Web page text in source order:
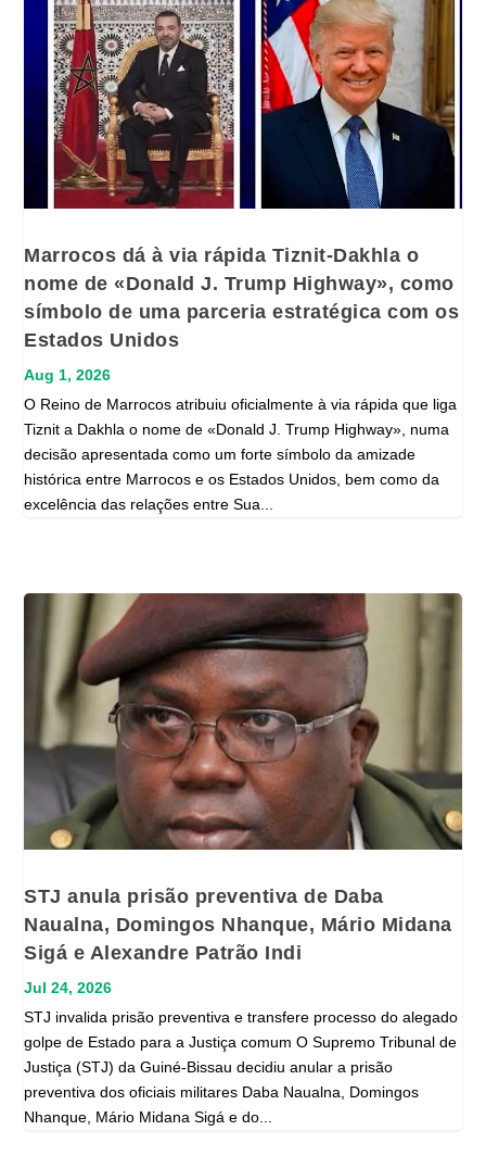
Marrocos dá à via rápida Tiznit-Dakhla o
nome de «Donald J. Trump Highway», como
símbolo de uma parceria estratégica com os
Estados Unidos
Aug 1, 2026
O Reino de Marrocos atribuiu oficialmente à via rápida que liga
Tiznit a Dakhla o nome de «Donald J. Trump Highway», numa
decisão apresentada como um forte símbolo da amizade
histórica entre Marrocos e os Estados Unidos, bem como da
excelência das relações entre Sua...
STJ anula prisão preventiva de Daba
Naualna, Domingos Nhanque, Mário Midana
Sigá e Alexandre Patrão Indi
Jul 24, 2026
STJ invalida prisão preventiva e transfere processo do alegado
golpe de Estado para a Justiça comum O Supremo Tribunal de
Justiça (STJ) da Guiné-Bissau decidiu anular a prisão
preventiva dos oficiais militares Daba Naualna, Domingos
Nhanque, Mário Midana Sigá e do...